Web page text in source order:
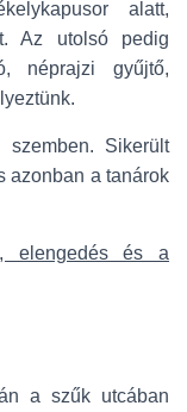
alatt,
Az utolsó pedig
néprajzi gyűjtő,
Sikerült
azonban a tanárok
elengedés és a
a szűk utcában